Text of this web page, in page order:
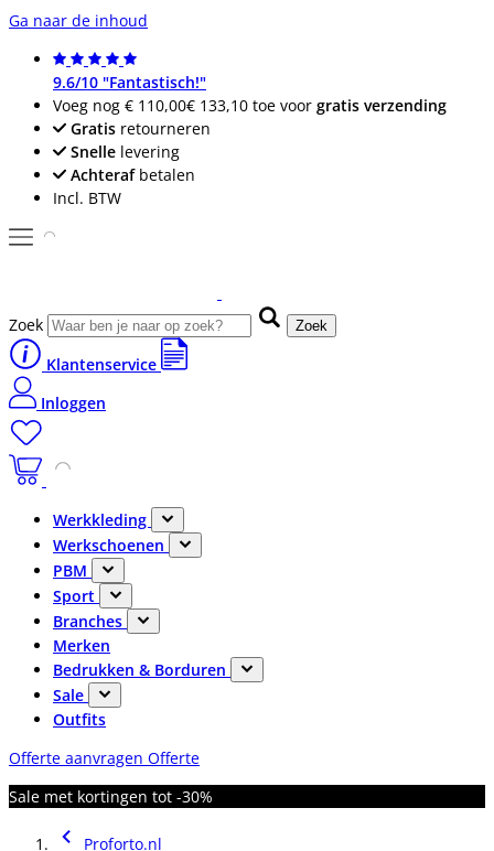
Ga naar de inhoud
9.6/10 "Fantastisch!"
Voeg nog € 110,00€ 133,10 toe voor gratis verzending
Gratis retourneren
Snelle levering
Achterafbetalen
Incl. BTW
Zoek Zoek
Klantenservice
Inloggen
Werkkleding
Werkschoenen
PBM
Sport
Branches
Merken
Bedrukken & Borduren
Sale
Outfits
Offerte aanvragen Offerte
Sale met kortingen tot -30%
Proforto.nl